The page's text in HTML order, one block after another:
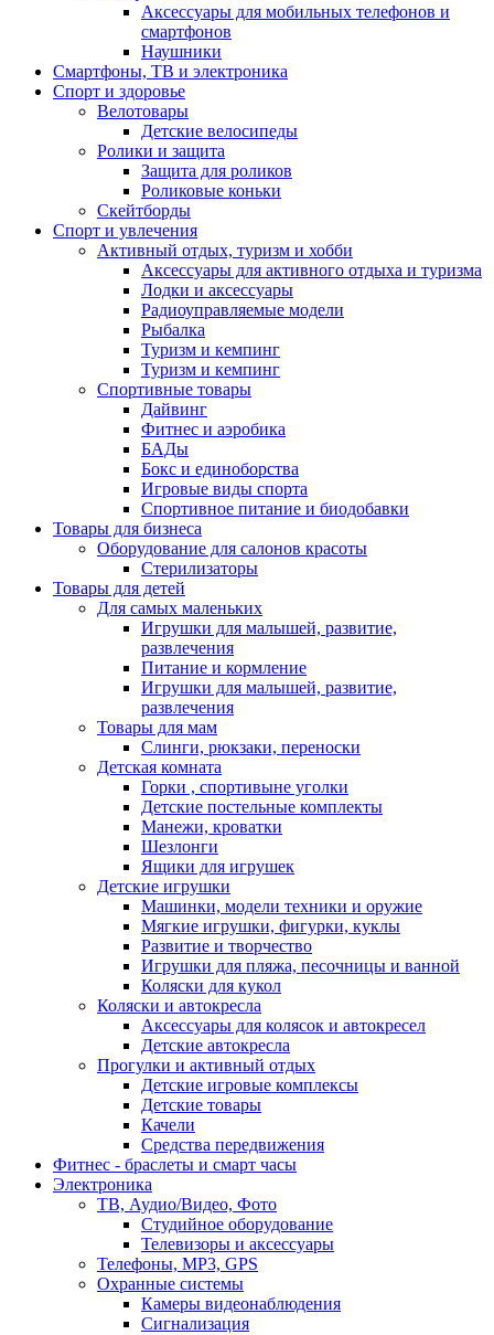
Аксессуары для мобильных телефонов и
смартфонов
Наушники
Смартфоны, ТВ и электроника
Спорт и здоровье
Велотовары
Детские велосипеды
Ролики и защита
Защита для роликов
Роликовые коньки
Скейтборды
Спорт и увлечения
Активный отдых, туризм и хобби
Аксессуары для активного отдыха и туризма
Лодки и аксессуары
Радиоуправляемые модели
Рыбалка
Туризм и кемпинг
Туризм и кемпинг
Спортивные товары
Дайвинг
Фитнес и аэробика
БАДы
Бокс и единоборства
Игровые виды спорта
Спортивное питание и биодобавки
Товары для бизнеса
Оборудование для салонов красоты
Стерилизаторы
Товары для детей
Для самых маленьких
Игрушки для малышей, развитие,
развлечения
Питание и кормление
Игрушки для малышей, развитие,
развлечения
Товары для мам
Слинги, рюкзаки, переноски
Детская комната
Горки , спортивыне уголки
Детские постельные комплекты
Манежи, кроватки
Шезлонги
Ящики для игрушек
Детские игрушки
Машинки, модели техники и оружие
Мягкие игрушки, фигурки, куклы
Развитие и творчество
Игрушки для пляжа, песочницы и ванной
Коляски для кукол
Коляски и автокресла
Аксессуары для колясок и автокресел
Детские автокресла
Прогулки и активный отдых
Детские игровые комплексы
Детские товары
Качели
Средства передвижения
Фитнес - браслеты и смарт часы
Электроника
ТВ, Аудио/Видео, Фото
Студийное оборудование
Телевизоры и аксессуары
Телефоны, МР3, GPS
Охранные системы
Камеры видеонаблюдения
Сигнализация